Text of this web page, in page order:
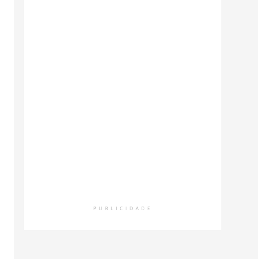
PUBLICIDADE